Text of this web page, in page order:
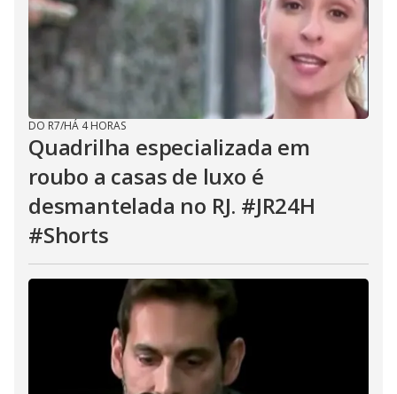
DO R7/HÁ 4 HORAS
Quadrilha especializada em
roubo a casas de luxo é
desmantelada no RJ. #JR24H
#Shorts